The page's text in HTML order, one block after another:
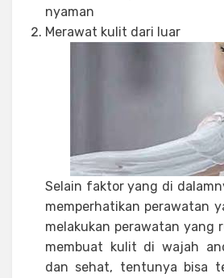
nyaman
Merawat kulit dari luar
Selain faktor yang di
memperhatikan perawatan
melakukan perawatan yang
membuat kulit di wajah
dan sehat, tentunya bisa